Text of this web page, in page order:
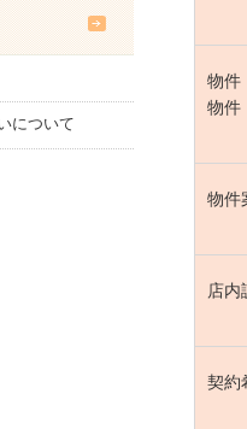
物
物
物件
店内
契約
について